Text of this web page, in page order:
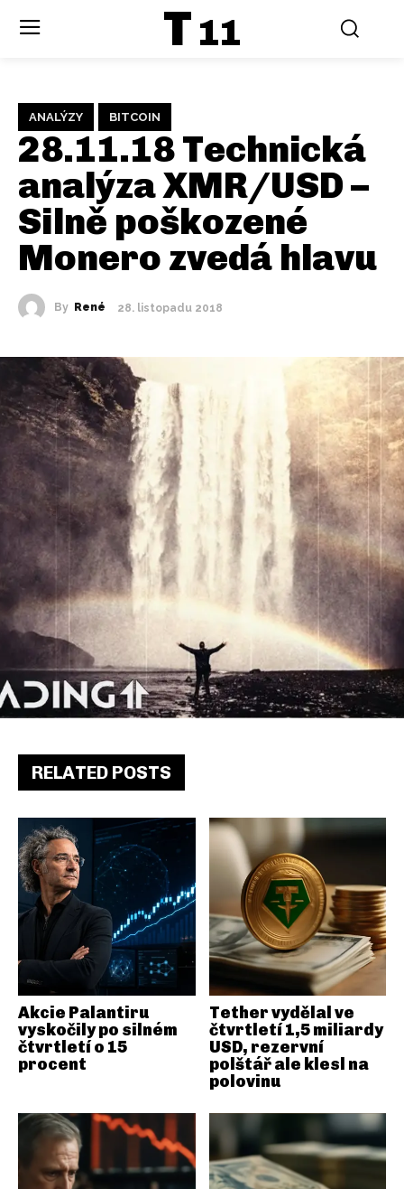
T 11
ANALÝZY BITCOIN
28.11.18 Technická
analýza XMR/USD –
Silně poškozené
Monero zvedá hlavu
By René 28. listopadu 2018
RELATED POSTS
Akcie Palantiru
vyskočily po silném
čtvrtletí o 15
procent
Tether vydělal ve
čtvrtletí 1,5 miliardy
USD, rezervní
polštář ale klesl na
polovinu